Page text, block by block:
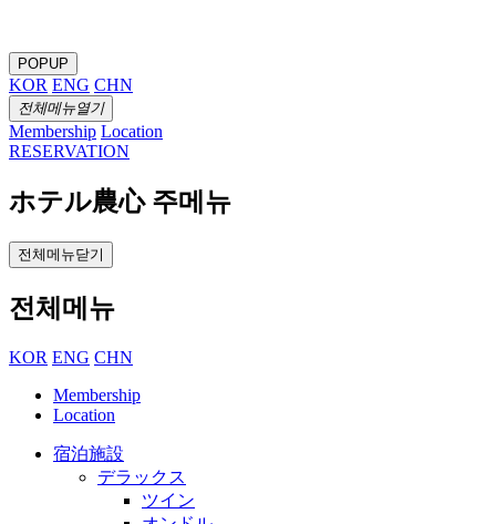
POPUP
KOR ENG CHN
전체메뉴열기
Membership Location
RESERVATION
ホテル農心 주메뉴
전체메뉴닫기
전체메뉴
KOR ENG CHN
Membership
Location
宿泊施設
デラックス
ツイン